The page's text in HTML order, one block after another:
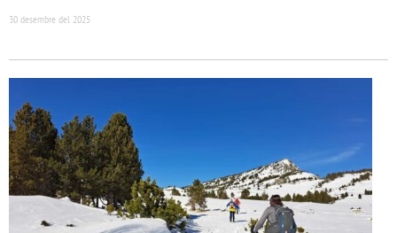
30 desembre del 2025